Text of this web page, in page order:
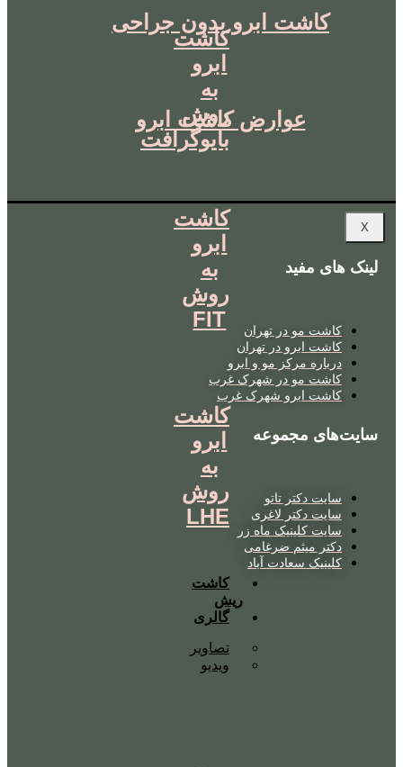
کاشت ابرو بدون جراحی
عوارض کاشت ابرو
X
کاشت
ابرو
به
روش
بایوگرافت
کاشت
ابرو
به
روش
FIT
کاشت
ابرو
به
روش
LHE
کاشت
ریش
گالری
تصاویر
ویدیو
لینک های مفید
کاشت مو در تهران
کاشت ابرو در تهران
درباره مرکز مو و ابرو
کاشت مو در شهرک غرب
کاشت ابرو شهرک غرب
سایت‌های مجموعه
سایت دکتر تاتو
سایت دکتر لاغری
سایت کلینیک ماه زر
دکتر میثم ضرغامی
کلینیک سعادت آباد